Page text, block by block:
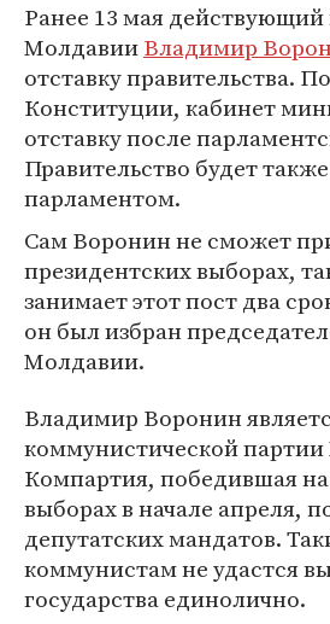
Ранее 13 мая действующий
МолдавииВладимир
отставку правительства.
Конституции, кабинет
отставку после
Правительство будет
парламентом.
Сам Воронин не сможет
президентских выборах,
занимает этот пост два
он был избран
Молдавии.
Владимир Воронин
коммунистической
Компартия, победившая
выборах в начале апреля,
депутатских мандатов.
коммунистам не удастся
государства единолично.